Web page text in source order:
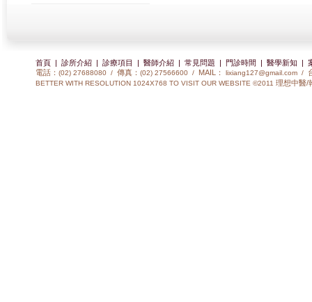
首頁| 診所介紹| 診療項目 | 醫師介紹| 常見問題 | 門診時間 | 醫學新知 |
電話： (02) 27688080 / 傳真： (02) 27566600 / MAIL： lixiang127@gmail.com /
BETTER WITH RESOLUTION 1024X768 TO VISIT OUR WEBSITE ©2011 理想中醫/